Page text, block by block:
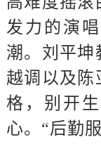
发力的演
潮。刘平坤
越调以及陈
格，别开
心。“后勤